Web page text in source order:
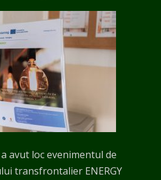
avut loc evenimentul de
transfrontalier ENERGY